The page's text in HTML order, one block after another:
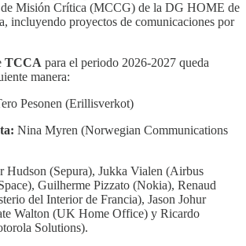
de Misión Crítica (MCCG) de la DG HOME de
incluyendo proyectos de comunicaciones por
TCCA para el periodo 2026-2027 queda
manera:
Pesonen (Erillisverkot)
Nina Myren (Norwegian Communications
Hudson (Sepura), Jukka Vialen (Airbus
Guilherme Pizzato (Nokia), Renaud
del Interior de Francia), Jason Johur
Walton (UK Home Office) y Ricardo
Solutions).